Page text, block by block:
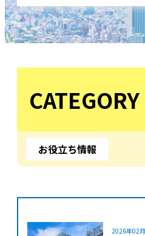
CATEGORY
お役立ち情報
2026年02